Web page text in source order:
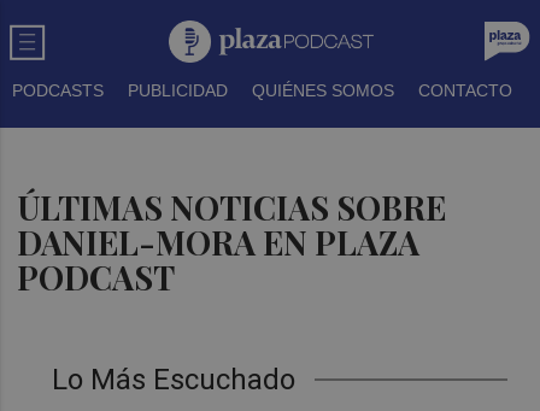
PODCASTS PUBLICIDAD QUIÉNES SOMOS CONTACTO
ÚLTIMAS NOTICIAS SOBRE
DANIEL-MORA EN PLAZA
PODCAST
Lo Más Escuchado